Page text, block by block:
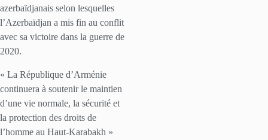
azerbaïdjanais selon lesquelles
l’Azerbaïdjan a mis fin au conflit
avec sa victoire dans la guerre de
2020.
« La République d’Arménie
continuera à soutenir le maintien
d’une vie normale, la sécurité et
la protection des droits de
l’homme au Haut-Karabakh »